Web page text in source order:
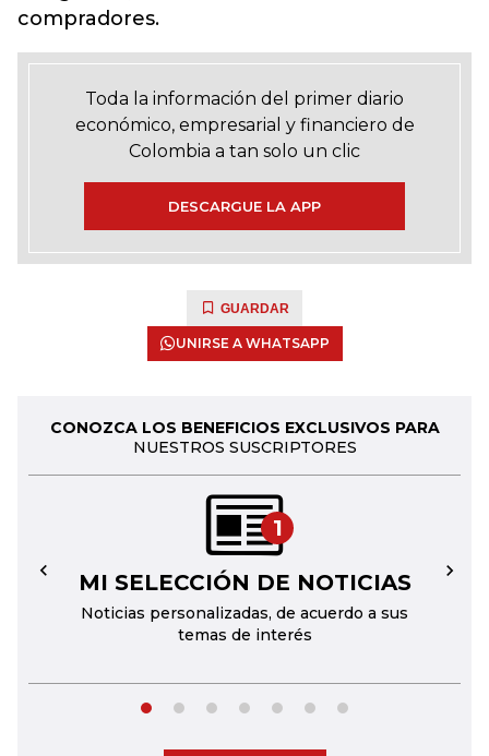
compradores.
Toda la información del primer diario
económico, empresarial y financiero de
Colombia a tan solo un clic
DESCARGUE LA APP
GUARDAR
UNIRSE A WHATSAPP
CONOZCA LOS BENEFICIOS EXCLUSIVOS PARA
NUESTROS SUSCRIPTORES
1
MI SELECCIÓN DE NOTICIAS
Noticias personalizadas, de acuerdo a sus
temas de interés
← →